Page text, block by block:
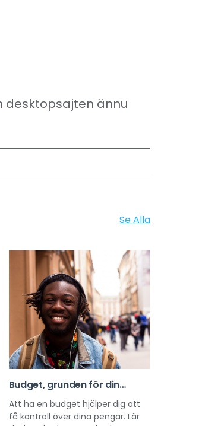
desktopsajten ännu
Se Alla
Budget, grunden för din
ekonomi
Att ha en budget hjälper dig att
få kontroll över dina pengar. Lär